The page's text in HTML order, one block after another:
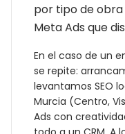
por tipo de
Meta Ads que
En el caso de un
se repite:
levantamos SEO
Murcia (Centro,
Ads con